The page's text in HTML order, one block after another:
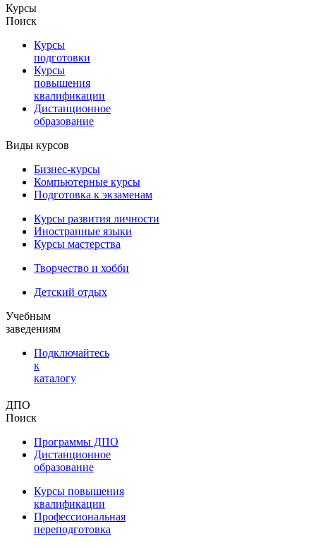
Курсы
Поиск
Курсы
подготовки
Курсы
повышения
квалификации
Дистанционное
образование
Виды курсов
Бизнес-курсы
Компьютерные курсы
Подготовка к экзаменам
Курсы развития личности
Иностранные языки
Курсы мастерства
Творчество и хобби
Детский отдых
Учебным
заведениям
Подключайтесь
к
каталогу
ДПО
Поиск
Программы ДПО
Дистанционное
образование
Курсы повышения
квалификации
Профессиональная
переподготовка